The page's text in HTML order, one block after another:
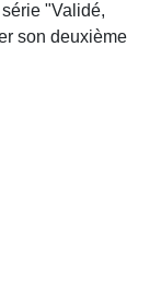
"Validé,
son deuxième